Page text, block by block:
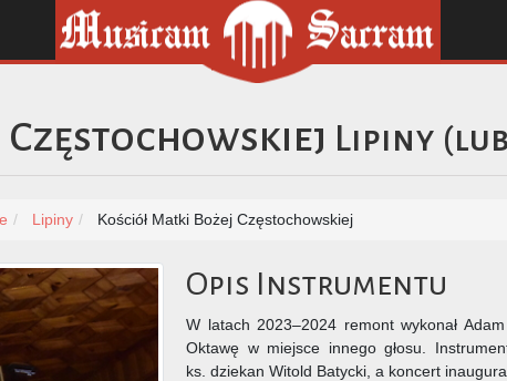
Lipiny (
Lipiny Kościół Matki Bożej Częstochowskiej
Opis Instrumentu
W latach 2023–2024 remont wykonał
Oktawę w miejsce innego głosu.
ks. dziekan Witold Batycki, a koncert